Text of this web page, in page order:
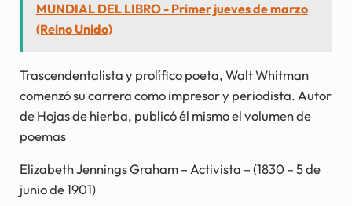
MUNDIAL DEL LIBRO - Primer jueves de marzo
(Reino Unido)
Trascendentalista y prolífico poeta, Walt Whitman
comenzó su carrera como impresor y periodista. Autor
de Hojas de hierba, publicó él mismo el volumen de
poemas
Elizabeth Jennings Graham – Activista – (1830 – 5 de
junio de 1901)